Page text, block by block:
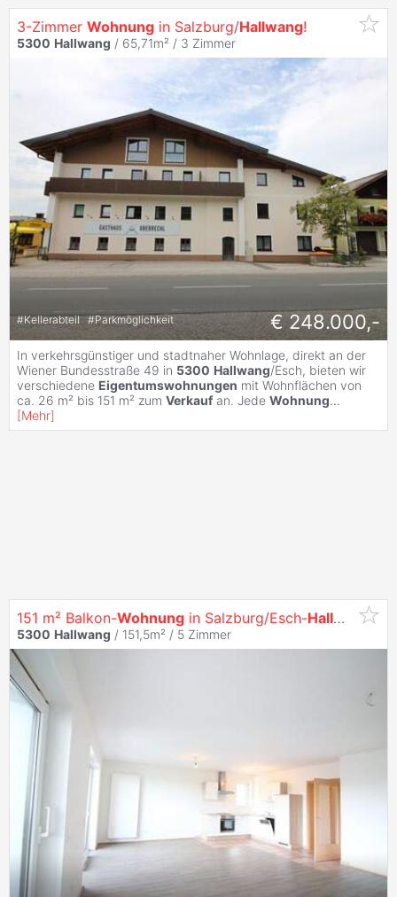
3-Zimmer Wohnung in Salzburg/Hallwang!
5300 Hallwang / 65,71m² / 3 Zimmer
#Kellerabteil #Parkmöglichkeit € 248.000,-
In verkehrsgünstiger und stadtnaher Wohnlage, direkt an der
Wiener Bundesstraße 49 in 5300 Hallwang/Esch, bieten wir
verschiedene Eigentumswohnungen mit Wohnflächen von
ca. 26 m² bis 151 m² zum Verkauf an. Jede Wohnung...
[Mehr]
151 m² Balkon-Wohnung in Salzburg/Esch-Hallwang !
5300 Hallwang / 151,5m² / 5 Zimmer